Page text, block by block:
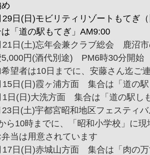
29日(日)モビリティリゾートもてぎ
「道の駅もてぎ」AM9:00
21日(土)忘年会兼クラブ総会 鹿沼
円(酒代別途) PM6時30分開始
望者は10日までに、安藤さん迄ご
15日(日)霞ヶ浦方面 集合は「道の
1日(日)大洗方面 集合は「道の駅し
23日(土)宇都宮昭和地区フェスティ
ら10時までに、「昭和小学校」に現
当は用意されています
17日(日)赤城山方面 集合は「肉の